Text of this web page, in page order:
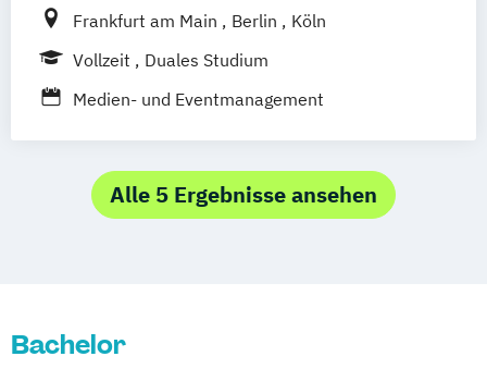
Frankfurt am Main Berlin
Köln
Vollzeit
Duales Studium
Medien- und Eventmanagement
Alle 5 Ergebnisse ansehen
Bachelor